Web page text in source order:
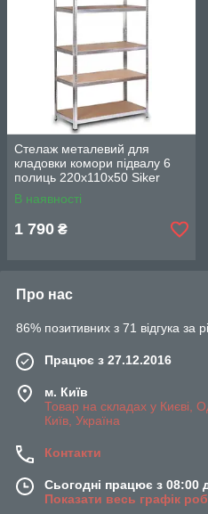
Стелаж металевий для
кладовки комори підвалу 6
полиць 220х110х50 Siker
G2211 Новое!
В наявності
1 790 ₴
Про нас
86% позитивних з 71 відгука за
Працює з 27.12.2016
м. Київ
Товар на складах у Києві,
Київ, Україна
Контакти
Сьогодні працює з 08:00
Показати весь графік